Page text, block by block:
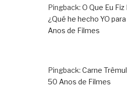
Pingback: O Que Eu
¿Qué he hecho YO
Anos de Filmes
Pingback: Carne
50 Anos de Filmes